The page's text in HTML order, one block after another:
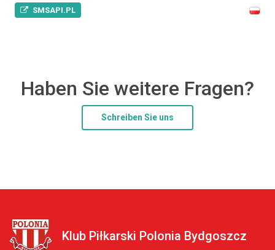
SMSAPI.PL
Haben Sie weitere Fragen?
Schreiben Sie uns
Klub Piłkarski Polonia Bydgoszcz